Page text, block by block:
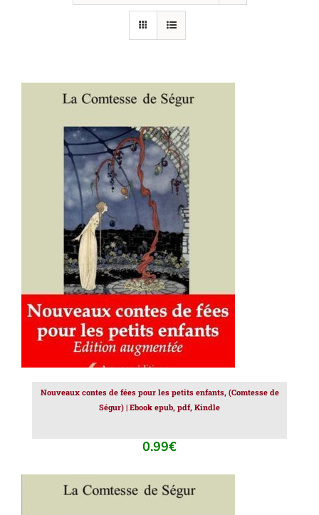
AJOUTER AU PANIER / DÉTAILS
Nouveaux contes de fées pour les petits enfants, (Comtesse de
Ségur) | Ebook epub, pdf, Kindle
0.99€